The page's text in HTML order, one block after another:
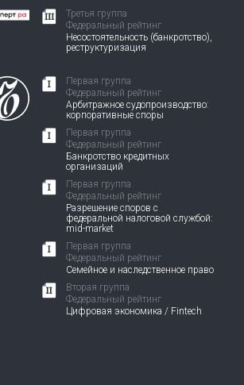
Третья группа
Федеральный рейтинг
Несостоятельность (банкротство),
реструктуризация
Первая группа
Федеральный рейтинг
Арбитражное судопроизводство:
корпоративные споры
Первая группа
Федеральный рейтинг
Банкротство кредитных
организаций
Первая группа
Федеральный рейтинг
Разрешение споров с
федеральной налоговой службой:
mid-market
Первая группа
Федеральный рейтинг
Семейное и наследственное право
Вторая группа
Федеральный рейтинг
Цифровая экономика / Fintech